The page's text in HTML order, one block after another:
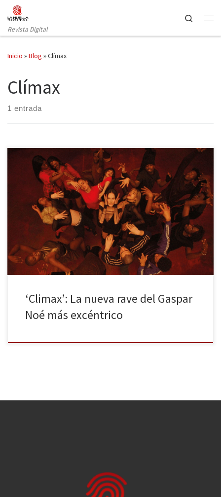
Saltar al contenido
Revista Digital
Search
Inicio »Blog »Clímax
Clímax
1 entrada
El pasado 11 de Octubre el director argentino más controvertido
de nuestros tiempos, Gaspar Noé, estrenó su última película en
España: Clímax. El director cuenta con un gran recorrido por el
mundo de los excesos con películas como Irreversible conocida
por la famosa violación que sufre el personaje de Monica Bellucci,
‘Climax’: La nueva rave del Gaspar
Noé más excéntrico